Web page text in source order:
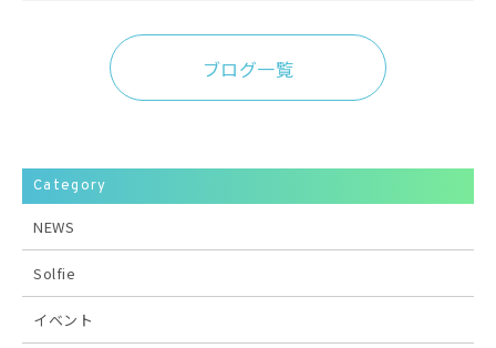
ブログ一覧
Category
NEWS
Solfie
イベント